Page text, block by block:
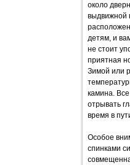
около
выдвижной
детям, и
не стоит
приятная
Зимой или
камина.
отрывать
время в
Особое
спинками